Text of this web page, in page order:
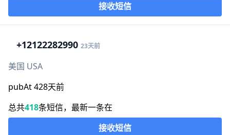
接收短信
+12122282990 23天前
美国 USA
pubAt 428天前
总共418条短信，最新一条在
接收短信